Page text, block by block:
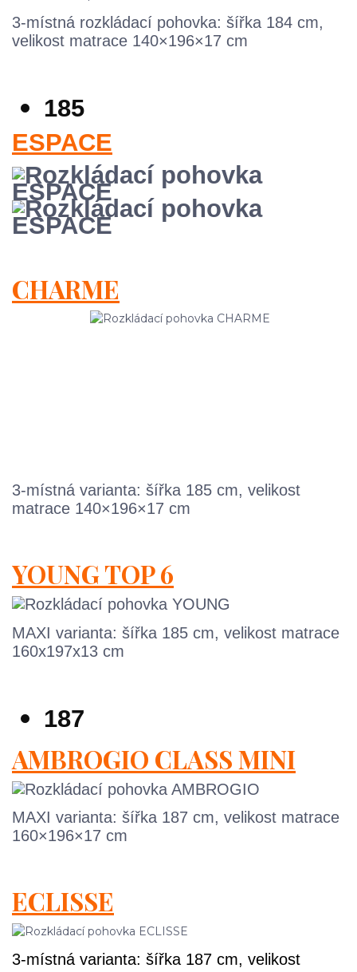
3-místná rozkládací pohovka: šířka 184 cm,
velikost matrace 140×196×17 cm
185
ESPACE
CHARME
3-místná varianta: šířka 185 cm, velikost
matrace 140×196×17 cm
YOUNG TOP 6
MAXI varianta: šířka 185 cm, velikost matrace
160x197x13 cm
187
AMBROGIO CLASS MINI
MAXI varianta: šířka 187 cm, velikost matrace
160×196×17 cm
ECLISSE
3-místná varianta: šířka 187 cm, velikost